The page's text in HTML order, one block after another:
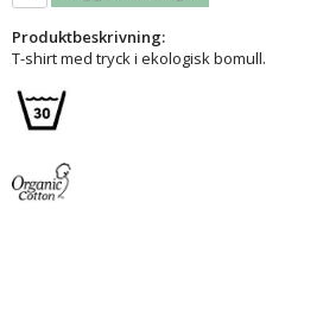
Produktbeskrivning:
T-shirt med tryck i ekologisk bomull.